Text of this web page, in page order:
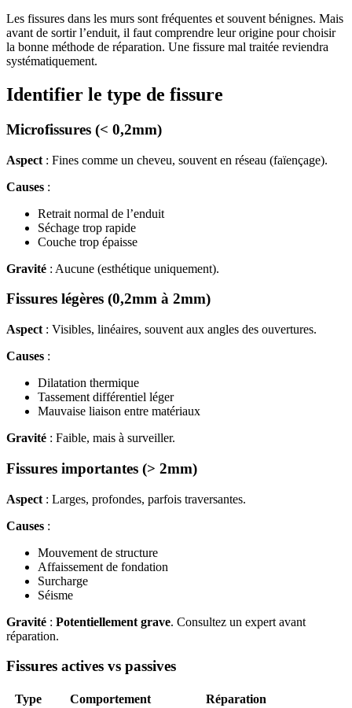
Les fissures dans les murs sont fréquentes et souvent bénignes. Mais
avant de sortir l’enduit, il faut comprendre leur origine pour choisir
la bonne méthode de réparation. Une fissure mal traitée reviendra
systématiquement.
Identifier le type de fissure
Microfissures (< 0,2mm)
Aspect : Fines comme un cheveu, souvent en réseau (faïençage).
Causes :
Retrait normal de l’enduit
Séchage trop rapide
Couche trop épaisse
Gravité : Aucune (esthétique uniquement).
Fissures légères (0,2mm à 2mm)
Aspect : Visibles, linéaires, souvent aux angles des ouvertures.
Causes :
Dilatation thermique
Tassement différentiel léger
Mauvaise liaison entre matériaux
Gravité : Faible, mais à surveiller.
Fissures importantes (> 2mm)
Aspect : Larges, profondes, parfois traversantes.
Causes :
Mouvement de structure
Affaissement de fondation
Surcharge
Séisme
Gravité : Potentiellement grave. Consultez un expert avant
réparation.
Fissures actives vs passives
Type Comportement
Réparation